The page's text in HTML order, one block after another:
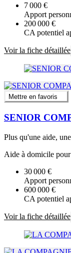
7 000 €
Apport
200 000 €
CA potentiel
Voir la fiche détaillée
Mettre en favoris
SENIOR
Plus qu'une aide,
Aide à domicile pour
30 000 €
Apport
600 000 €
CA potentiel
Voir la fiche détaillée